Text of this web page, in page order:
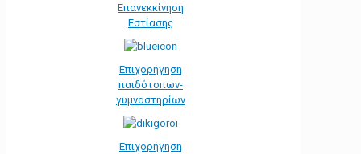
Επανεκκίνηση
Εστίασης
Επιχορήγηση
παιδότοπων-
γυμναστηρίων
Επιχορήγηση